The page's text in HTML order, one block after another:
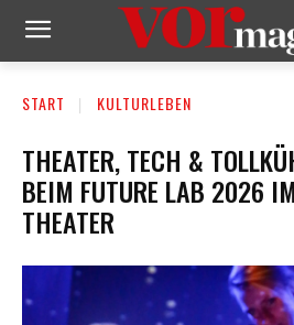
START KULTURLEBEN
THEATER, TECH &
BEIM FUTURE LAB 2026
THEATER